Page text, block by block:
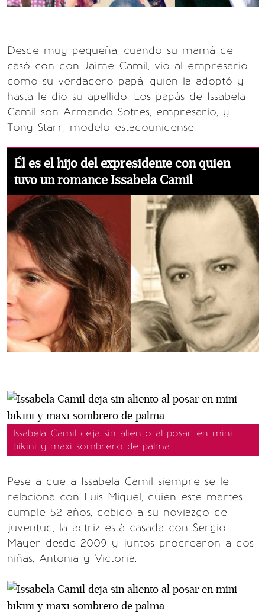
Desde muy pequeña, cuando su mamá de
casó con don Jaime Camil, vio al empresario
como su verdadero papá, quien la adoptó y
hasta le dio su apellido. Los papás de Issabela
Camil son Armando Sotres, empresario, y
Tony Starr, modelo estadounidense.
Él es el hijo del expresidente con quien
tuvo un romance Issabela Camil
Issabela Camil deja sin aliento al posar en mini
bikini y maxi sombrero de palma
Pese a que a Issabela Camil siempre se le
relaciona con Luis Miguel, quien este martes
cumple 52 años, debido a su noviazgo de
juventud, la actriz está casada con Sergio
Mayer desde 2009 y juntos procrearon a dos
niñas, Antonia y Victoria.